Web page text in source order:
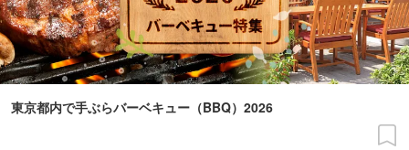
東京都内で手ぶらバーベキュー（BBQ）2026